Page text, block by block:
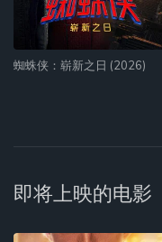
蜘蛛侠：崭新之日 (2026)
即将上映的电影